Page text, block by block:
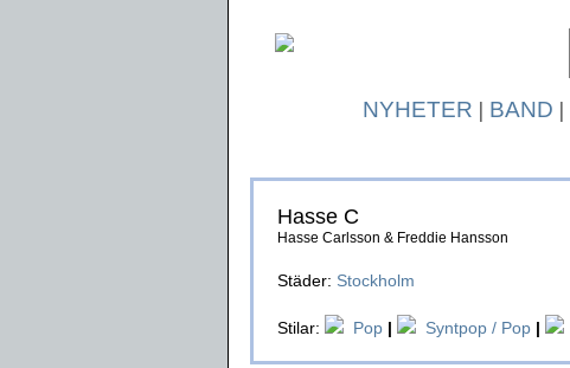
NYHETER | BAND |
Hasse C
Hasse Carlsson & Freddie Hansson
Städer: Stockholm
Stilar: Pop | Syntpop / Pop |